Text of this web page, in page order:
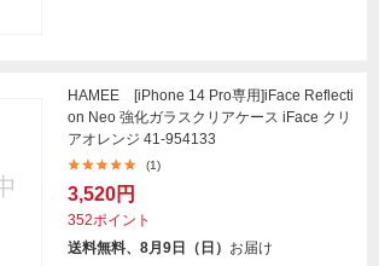
HAMEE [iPhone 14 Pro専用]iFace Reflecti
on Neo 強化ガラスクリアケース iFace クリ
アオレンジ 41-954133
(1)
3,520円
352ポイント
送料無料、8月9日（日） お届け